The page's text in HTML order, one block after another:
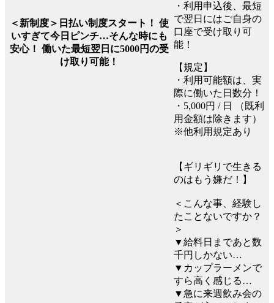
＜新制度＞日払い制度スタート！ 使
いすぎて今日ピンチ…そんな時にも
安心！ 働いた最短翌日に5000円の受
け取り可能！
・利用申込後、最短
で翌日にはご自身の
口座で受け取り可
能！
【規定】
・利用可能額は、実
際に働いた日数分！
・5,000円 / 日 （既利
用金額は除きます）
※他利用規定あり
【ギリギリで生きる
のはもう嫌だ！】
＜こんな事、経験し
たことないですか？
＞
▼給料日まであと数
千円しかない…
▼カップラーメンで
すら高く感じる…
▼急に来週飲み会の